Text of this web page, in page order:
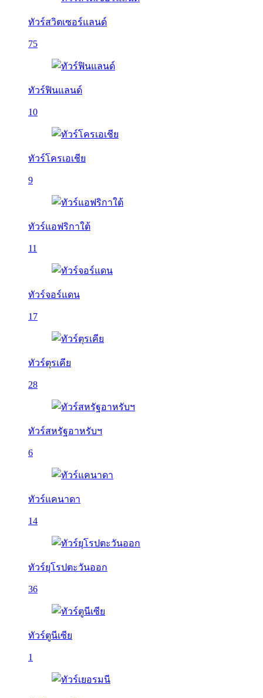
ทัวร์สวิตเซอร์แลนด์
75
ทัวร์ฟินแลนด์
10
ทัวร์โครเอเชีย
9
ทัวร์แอฟริกาใต้
11
ทัวร์จอร์แดน
17
ทัวร์ตุรเคีย
28
ทัวร์สหรัฐอาหรับฯ
6
ทัวร์แคนาดา
14
ทัวร์ยุโรปตะวันออก
36
ทัวร์ตูนีเซีย
1